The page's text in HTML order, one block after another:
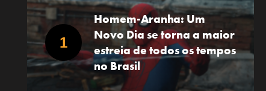
Homem-Aranha: Um
Novo Dia se torna a maior
estreia de todos os tempos
no Brasil